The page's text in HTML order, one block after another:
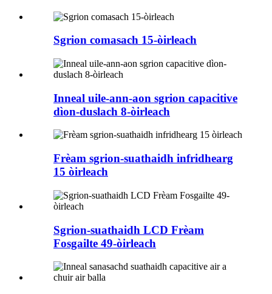
Sgrion comasach 15-òirleach
Inneal uile-ann-aon sgrion capacitive
dìon-duslach 8-òirleach
Frèam sgrion-suathaidh infridhearg
15 òirleach
Sgrion-suathaidh LCD Frèam
Fosgailte 49-òirleach